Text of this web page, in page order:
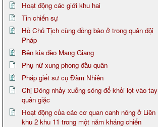
Hoạt động các giới khu hai
Tin chiến sự
Hồ Chủ Tịch cùng đồng bào ở trong quân đội
Pháp
Bên kia đèo Mang Giang
Phụ nữ xung phong đầu quân
Pháp giết sư cụ Đàm Nhiên
Chị Đông nhảy xuống sông để khỏi lọt vào tay
quân giặc
Hoạt động của các cơ quan canh nông ở Liên
khu 2 khu 11 trong một năm kháng chiến